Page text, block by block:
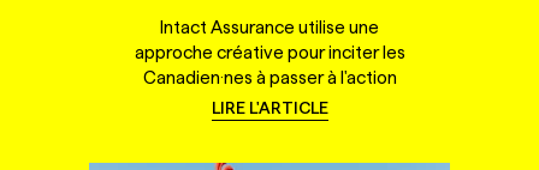
Intact Assurance utilise une
approche créative pour inciter les
Canadien·nes à passer à l'action
LIRE L'ARTICLE